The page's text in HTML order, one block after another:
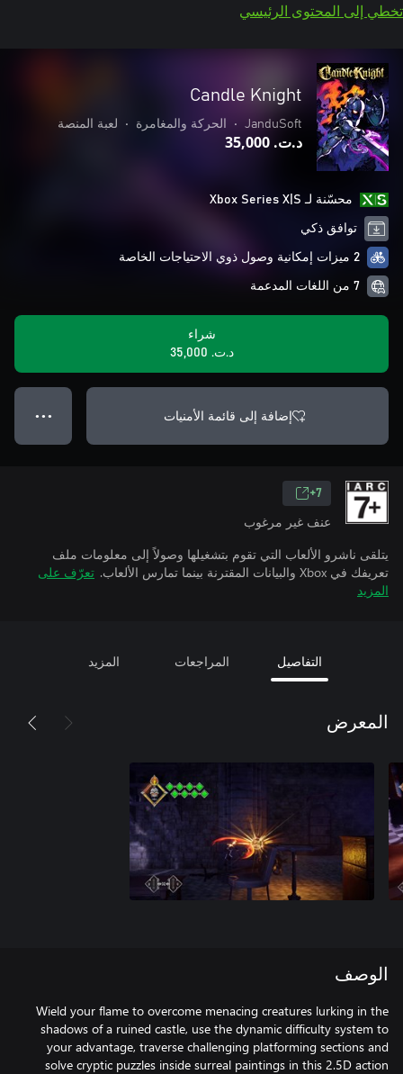
تخطي إلى المحتوى الرئيسي
Candle Knight
JanduSoft
• الحركة والمغامرة • لعبة المنصة
د.ت.‏ 35,000
محسّنة لـ Xbox Series X|S
توافق ذكي
2 ميزات إمكانية وصول ذوي الاحتياجات الخاصة
7 من اللغات المدعمة
شراء
د.ت.‏ 35,000
إضافة إلى قائمة الأمنيات ● ● ●
7+
عنف غير مرغوب
يتلقى ناشرو الألعاب التي تقوم بتشغيلها وصولاً إلى معلومات ملف
تعريفك في Xbox والبيانات المقترنة بينما تمارس الألعاب.
تعرّف على
المزيد
التفاصيل المراجعات المزيد
المعرض
الوصف
Wield your flame to overcome menacing creatures lurking in the
shadows of a ruined castle, use the dynamic difficulty system to
your advantage, traverse challenging platforming sections and
solve cryptic puzzles inside surreal paintings in this 2.5D action